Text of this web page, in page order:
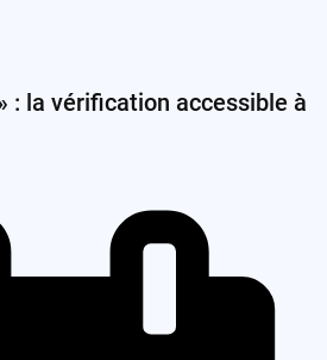
: la vérification accessible à